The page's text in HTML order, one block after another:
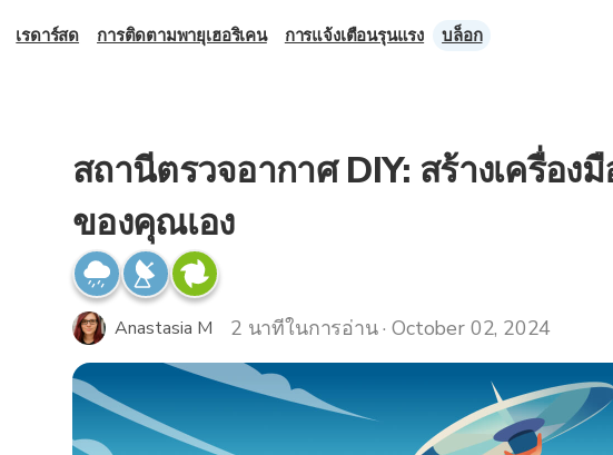
สถานีตรวจอากาศ DIY: สร้างเครื่อ
ของคุณเอง
Anastasia M 2 นาทีในการอ่าน · October 02, 2024
เรดาร์สด การติดตามพายุเฮอริเคน การแจ้งเตือนรุนแรง บล็อก